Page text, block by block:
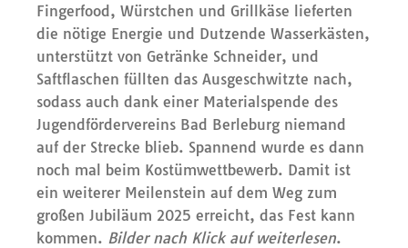
Fingerfood, Würstchen und Grillkäse lieferten
die nötige Energie und Dutzende Wasserkästen,
unterstützt von Getränke Schneider, und
Saftflaschen füllten das Ausgeschwitzte nach,
sodass auch dank einer Materialspende des
Jugendfördervereins Bad Berleburg niemand
auf der Strecke blieb. Spannend wurde es dann
noch mal beim Kostümwettbewerb. Damit ist
ein weiterer Meilenstein auf dem Weg zum
großen Jubiläum 2025 erreicht, das Fest kann
kommen. Bilder nach Klick auf weiterlesen.